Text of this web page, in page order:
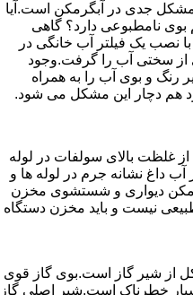
جدی در آبگرمکن است.آیا
بوی نامطبوعی دارد؟ گاهی
نصب یک فیلتر آب خانگی در
از سختی آب را گرفت.وجود
رنگ و بوی آب را به همراه
هم دچار این مشکل می شود.
غلظت بالای سولفات در لوله
داغ نشانه جرم در لوله ها و
دیواری و شستشوی مخزن
طبیعی نیست و باید مخزن دستگاه
از شیر گاز است.بوی گاز قوی
خطرناک است.شیر اصلی گاز